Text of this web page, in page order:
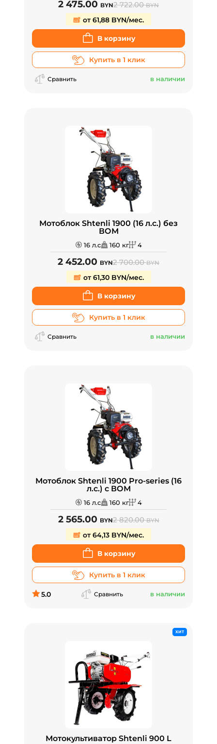
2 475.00 BYN2 722.00BYN
от 61,88 BYN/мес.
В корзину
Купить в 1 клик
Сравнить в наличии
Мотоблок Shtenli 1900 (16 л.с.) без
ВОМ
16 л.с 160 кг 4
2 452.00 BYN2 700.00BYN
от 61,30 BYN/мес.
В корзину
Купить в 1 клик
Сравнить в наличии
Мотоблок Shtenli 1900 Pro-series (16
л.с.) с ВОМ
16 л.с 160 кг 4
2 565.00 BYN2 820.00BYN
от 64,13 BYN/мес.
В корзину
Купить в 1 клик
5.0 Сравнить в наличии
ХИТ
Мотокультиватор Shtenli 900 L